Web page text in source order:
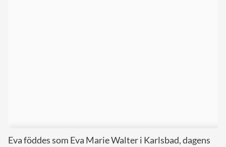
Eva föddes som Eva Marie Walter i Karlsbad, dagens